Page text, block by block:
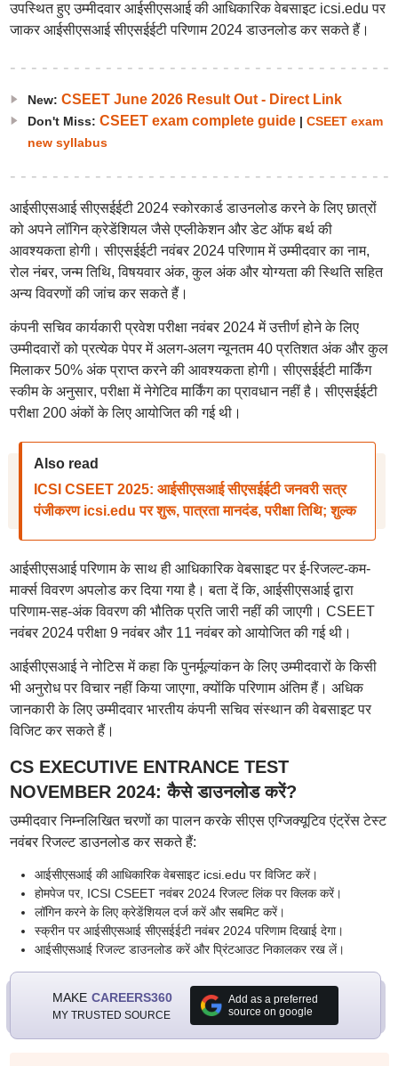
उपस्थित हुए उम्मीदवार आईसीएसआई की आधिकारिक वेबसाइट icsi.edu पर
जाकर आईसीएसआई सीएसईईटी परिणाम 2024 डाउनलोड कर सकते हैं।
New: CSEET June 2026 Result Out - Direct Link
Don't Miss: CSEET exam complete guide| CSEET exam
new syllabus
आईसीएसआई सीएसईईटी 2024 स्कोरकार्ड डाउनलोड करने के लिए छात्रों
को अपने लॉगिन क्रेडेंशियल जैसे एप्लीकेशन और डेट ऑफ बर्थ की
आवश्यकता होगी। सीएसईईटी नवंबर 2024 परिणाम में उम्मीदवार का नाम,
रोल नंबर, जन्म तिथि, विषयवार अंक, कुल अंक और योग्यता की स्थिति सहित
अन्य विवरणों की जांच कर सकते हैं।
कंपनी सचिव कार्यकारी प्रवेश परीक्षा नवंबर 2024 में उत्तीर्ण होने के लिए
उम्मीदवारों को प्रत्येक पेपर में अलग-अलग न्यूनतम 40 प्रतिशत अंक और कुल
मिलाकर 50% अंक प्राप्त करने की आवश्यकता होगी। सीएसईईटी मार्किंग
स्कीम के अनुसार, परीक्षा में नेगेटिव मार्किंग का प्रावधान नहीं है। सीएसईईटी
परीक्षा 200 अंकों के लिए आयोजित की गई थी।
Also read
ICSI CSEET 2025: आईसीएसआई सीएसईईटी जनवरी सत्र
पंजीकरण icsi.edu पर शुरू, पात्रता मानदंड, परीक्षा तिथि; शुल्क
आईसीएसआई परिणाम के साथ ही आधिकारिक वेबसाइट पर ई-रिजल्ट-कम-
मार्क्स विवरण अपलोड कर दिया गया है। बता दें कि, आईसीएसआई द्वारा
परिणाम-सह-अंक विवरण की भौतिक प्रति जारी नहीं की जाएगी। CSEET
नवंबर 2024 परीक्षा 9 नवंबर और 11 नवंबर को आयोजित की गई थी।
आईसीएसआई ने नोटिस में कहा कि पुनर्मूल्यांकन के लिए उम्मीदवारों के किसी
भी अनुरोध पर विचार नहीं किया जाएगा, क्योंकि परिणाम अंतिम हैं। अधिक
जानकारी के लिए उम्मीदवार भारतीय कंपनी सचिव संस्थान की वेबसाइट पर
विजिट कर सकते हैं।
CS EXECUTIVE ENTRANCE TEST
NOVEMBER 2024: कैसे डाउनलोड करें?
उम्मीदवार निम्नलिखित चरणों का पालन करके सीएस एग्जिक्यूटिव एंट्रेंस टेस्ट
नवंबर रिजल्ट डाउनलोड कर सकते हैं:
आईसीएसआई की आधिकारिक वेबसाइट icsi.edu पर विजिट करें।
होमपेज पर, ICSI CSEET नवंबर 2024 रिजल्ट लिंक पर क्लिक करें।
लॉगिन करने के लिए क्रेडेंशियल दर्ज करें और सबमिट करें।
स्क्रीन पर आईसीएसआई सीएसईईटी नवंबर 2024 परिणाम दिखाई देगा।
आईसीएसआई रिजल्ट डाउनलोड करें और प्रिंटआउट निकालकर रख लें।
MAKE CAREERS360
MY TRUSTED SOURCE
Add as a preferred
source on google